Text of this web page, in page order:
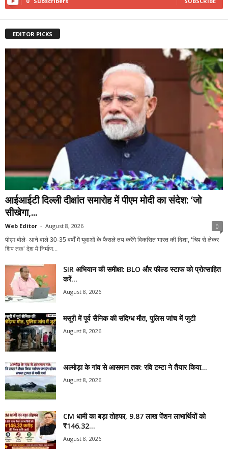
EDITOR PICKS
आईआईटी दिल्ली दीक्षांत समारोह में पीएम मोदी का संदेश: ‘जो
सीखेगा,...
Web Editor - August 8, 2026 0
पीएम बोले- आने वाले 30-35 वर्षों में युवाओं के फैसले तय करेंगे विकसित भारत की दिशा, ‘चिप से लेकर
शिप तक’ देश में निर्माण...
SIR अभियान की समीक्षा: BLO और फील्ड स्टाफ को प्रोत्साहित
करें...
August 8, 2026
मसूरी में पूर्व सैनिक की संदिग्ध मौत, पुलिस जांच में जुटी
August 8, 2026
अल्मोड़ा के गांव से आसमान तक: रवि टम्टा ने तैयार किया...
August 8, 2026
CM धामी का बड़ा तोहफा, 9.87 लाख पेंशन लाभार्थियों को
₹146.32...
August 8, 2026